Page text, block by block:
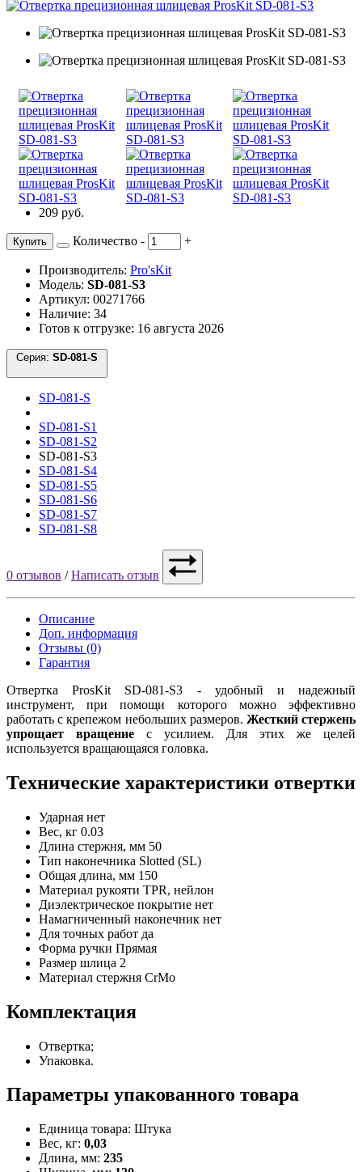
209 руб.
Купить Количество - +
Производитель: Pro'sKit
Модель: SD-081-S3
Артикул: 00271766
Наличие: 34
Готов к отгрузке: 16 августа 2026
Серия:
SD-081-S
SD-081-S1
SD-081-S2
SD-081-S3
SD-081-S4
SD-081-S5
SD-081-S6
SD-081-S7
SD-081-S8
0 отзывов /Написать отзыв
Описание
Доп. информация
Отзывы (0)
Гарантия
Отвертка ProsKit SD-081-S3 - удобный и надежный
инструмент, при помощи которого можно эффективно
работать с крепежом небольших размеров. Жесткий стержень
упрощает вращение с усилием. Для этих же целей
используется вращающаяся головка.
Технические характеристики отвертки
Ударная нет
Вес, кг 0.03
Длина стержня, мм 50
Тип наконечника Slotted (SL)
Общая длина, мм 150
Материал рукояти TPR, нейлон
Диэлектрическое покрытие нет
Намагниченный наконечник нет
Для точных работ да
Форма ручки Прямая
Размер шлица 2
Материал стержня CrMo
Комплектация
Отвертка;
Упаковка.
Параметры упакованного товара
Единица товара: Штука
Вес, кг: 0,03
Длина, мм: 235